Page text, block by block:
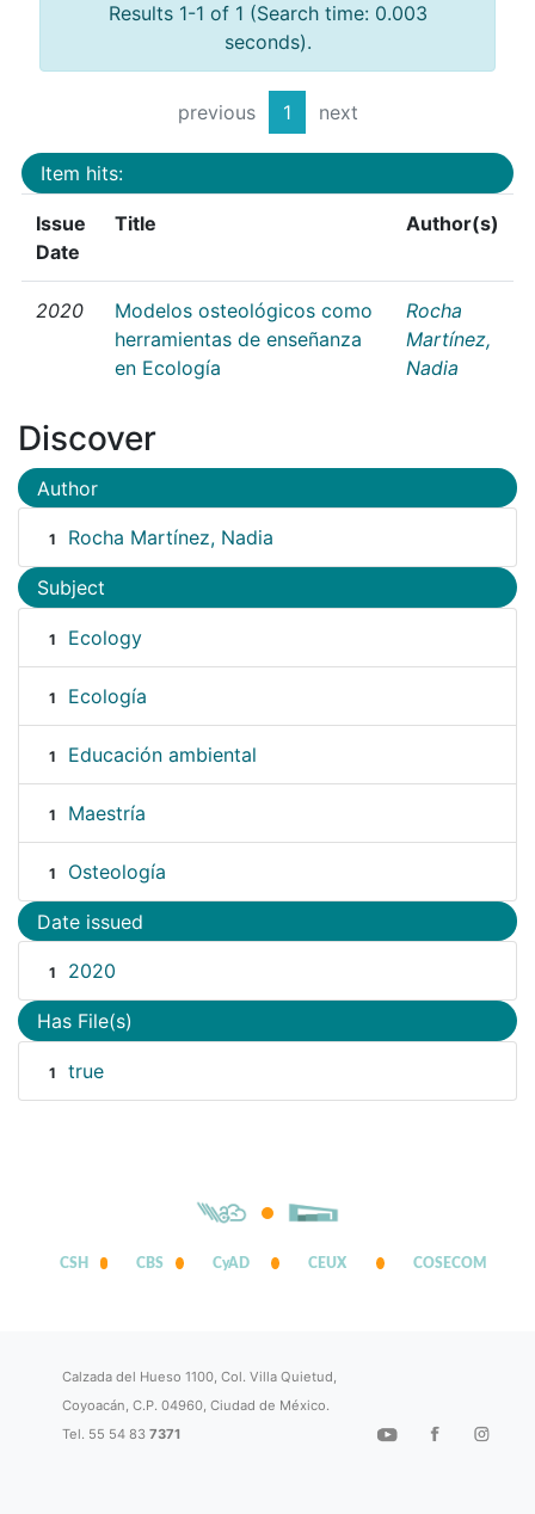
Results 1-1 of 1 (Search time: 0.003
seconds).
previous 1 next
Item hits:
Issue
Date
Title Author(s)
2020
Modelos osteológicos como
herramientas de enseñanza
en Ecología
Rocha
Martínez,
Nadia
Discover
Author
1 Rocha Martínez, Nadia
Subject
1 Ecology
1 Ecología
1 Educación ambiental
1 Maestría
1 Osteología
Date issued
1 2020
Has File(s)
1 true
CSH CBS CyAD CEUX COSECOM
Calzada del Hueso 1100, Col. Villa Quietud,
Coyoacán, C.P. 04960, Ciudad de México.
Tel. 55 54 837371